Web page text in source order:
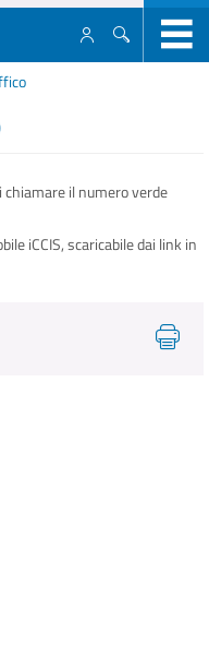
il numero verde
iCCIS, scaricabile dai link in